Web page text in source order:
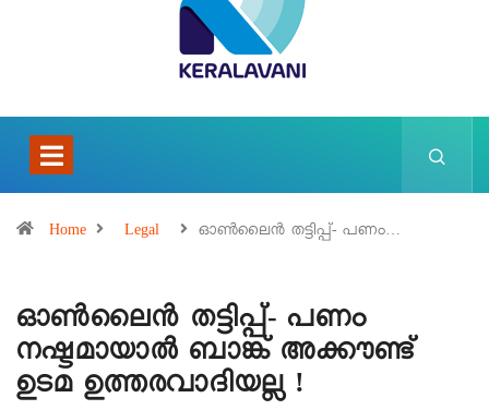
Home Legal ഓൺലൈൻ തട്ടിപ്പ്- പണം…
ഓൺലൈൻ തട്ടിപ്പ്- പണം
നഷ്ടമായാൽ ബാങ്ക് അക്കൗണ്ട്
ഉടമ ഉത്തരവാദിയല്ല !